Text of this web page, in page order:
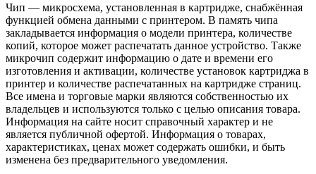
Чип — микросхема, установленная в картридже, снабжённая
функцией обмена данными с принтером. В память чипа
закладывается информация о модели принтера, количестве
копий, которое может распечатать данное устройство. Также
микрочип содержит информацию о дате и времени его
изготовления и активации, количестве установок картриджа в
принтер и количестве распечатанных на картридже страниц.
Все имена и торговые марки являются собственностью их
владельцев и используются только с целью описания товара.
Информация на сайте носит справочный характер и не
является публичной офертой. Информация о товарах,
характеристиках, ценах может содержать ошибки, и быть
изменена без предварительного уведомления.